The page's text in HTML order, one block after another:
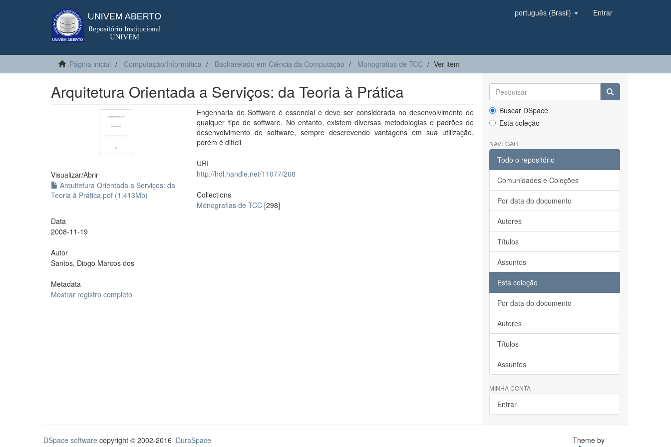
português (Brasil) Entrar
Página inicial Computação/Informática Bacharelado em Ciência da Computação Monografias de TCC Ver item
Arquitetura Orientada a Serviços: da Teoria à Prática
Visualizar/Abrir
Arquitetura Orientada a Serviços: da
Teoria à Prática.pdf (1.413Mb)
Data
2008-11-19
Autor
Santos, Diogo Marcos dos
Metadata
Mostrar registro completo
Engenharia de Software é essencial e deve ser considerada no desenvolvimento de
qualquer tipo de software. No entanto, existem diversas metodologias e padrões de
desenvolvimento de software, sempre descrevendo vantagens em sua utilização,
porém é difícil
URI
http://hdl.handle.net/11077/268
Collections
Monografias de TCC [298]
Buscar DSpace
Esta coleção
NAVEGAR
Todo o repositório
Comunidades e Coleções
Por data do documento
Autores
Títulos
Assuntos
Esta coleção
Por data do documento
Autores
Títulos
Assuntos
MINHA CONTA
Entrar
DSpace software copyright © 2002-2016 DuraSpace
Theme by